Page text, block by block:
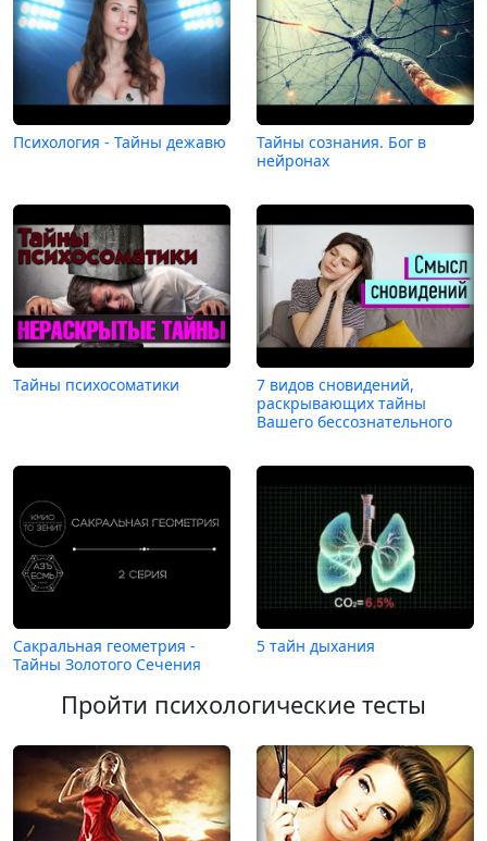
Психология - Тайны дежавю
Тайны сознания. Бог в
нейронах
Тайны психосоматики
7 видов сновидений,
раскрывающих тайны
Вашего бессознательного
Сакральная геометрия -
Тайны Золотого Сечения
5 тайн дыхания
Пройти психологические тесты